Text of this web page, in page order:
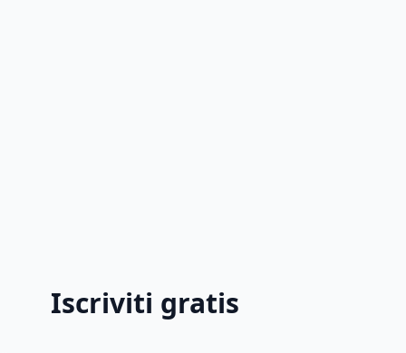
Iscriviti gratis